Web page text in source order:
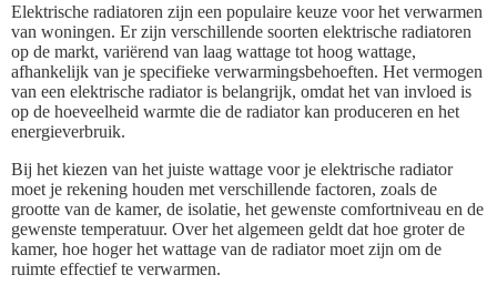
Elektrische radiatoren zijn een populaire keuze voor het verwarmen
van woningen. Er zijn verschillende soorten elektrische radiatoren
op de markt, variërend van laag wattage tot hoog wattage,
afhankelijk van je specifieke verwarmingsbehoeften. Het vermogen
van een elektrische radiator is belangrijk, omdat het van invloed is
op de hoeveelheid warmte die de radiator kan produceren en het
energieverbruik.
Bij het kiezen van het juiste wattage voor je elektrische radiator
moet je rekening houden met verschillende factoren, zoals de
grootte van de kamer, de isolatie, het gewenste comfortniveau en de
gewenste temperatuur. Over het algemeen geldt dat hoe groter de
kamer, hoe hoger het wattage van de radiator moet zijn om de
ruimte effectief te verwarmen.